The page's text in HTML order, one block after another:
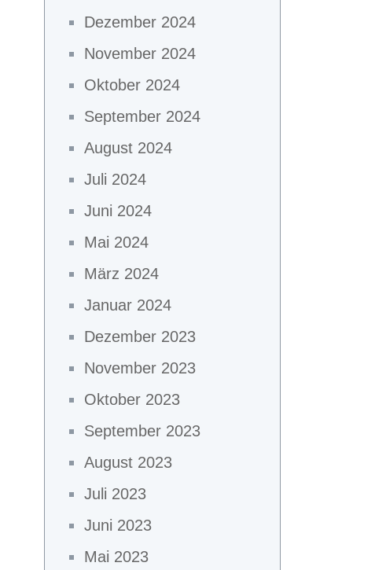
Dezember 2024
November 2024
Oktober 2024
September 2024
August 2024
Juli 2024
Juni 2024
Mai 2024
März 2024
Januar 2024
Dezember 2023
November 2023
Oktober 2023
September 2023
August 2023
Juli 2023
Juni 2023
Mai 2023